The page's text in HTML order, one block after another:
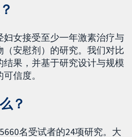
妇女接受至少一年激素治疗与
安慰剂）的研究。我们对比
结果，并基于研究设计与规模
信度。
？
名受试者的24项研究。大